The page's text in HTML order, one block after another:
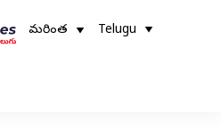
మరింత Telugu